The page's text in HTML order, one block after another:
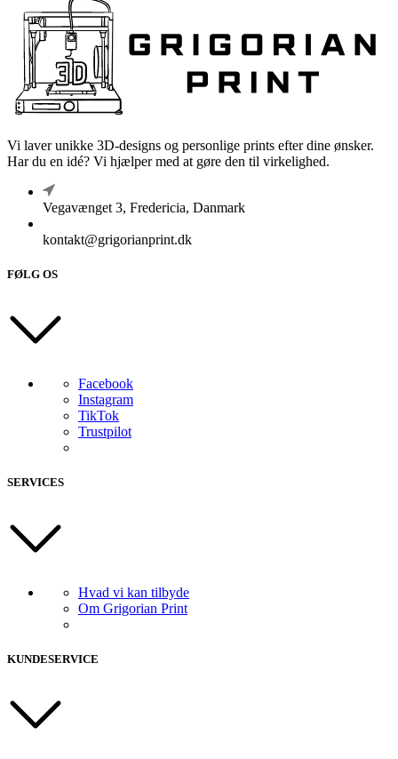
Vi laver unikke 3D-designs og personlige prints efter dine ønsker.
Har du en idé? Vi hjælper med at gøre den til virkelighed.
Vegavænget 3, Fredericia, Danmark
kontakt@grigorianprint.dk
FØLG OS
Facebook
Instagram
TikTok
Trustpilot
SERVICES
Hvad vi kan tilbyde
Om Grigorian Print
KUNDESERVICE